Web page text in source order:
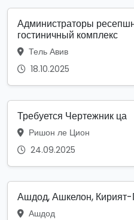
Администраторы
гостиничный комплекс
Тель Авив
18.10.2025
Требуется Чертежник ца
Ришон ле Цион
24.09.2025
Ашдод, Ашкелон, Кирият-
Ашдод